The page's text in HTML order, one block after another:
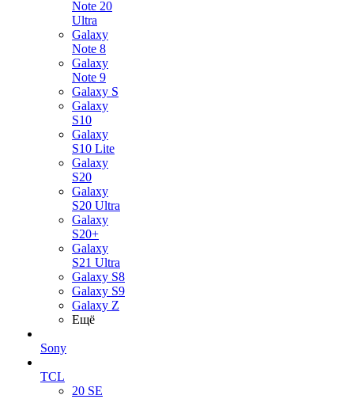
Note 20
Ultra
Galaxy
Note 8
Galaxy
Note 9
Galaxy S
Galaxy
S10
Galaxy
S10 Lite
Galaxy
S20
Galaxy
S20 Ultra
Galaxy
S20+
Galaxy
S21 Ultra
Galaxy S8
Galaxy S9
Galaxy Z
Ещё
Sony
TCL
20 SE